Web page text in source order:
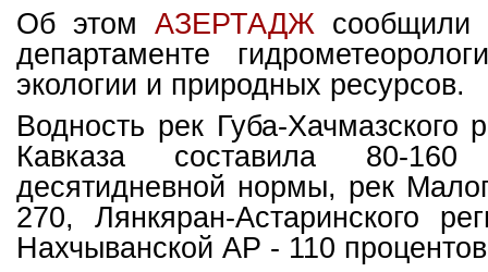
Об этом АЗЕРТАДЖ сообщили
департаменте
экологии и природных ресурсов.
Водность рек Губа-Хачмазского
Кавказа составила 80-
десятидневной нормы, рек
270, Лянкяран-Астаринского
Нахчыванской АР - 110